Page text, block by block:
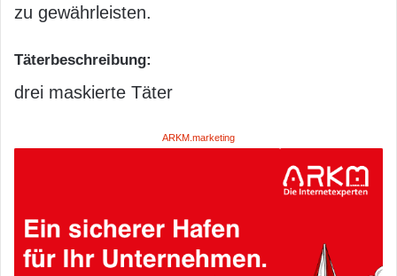
zu gewährleisten.
Täterbeschreibung:
drei maskierte Täter
ARKM.marketing